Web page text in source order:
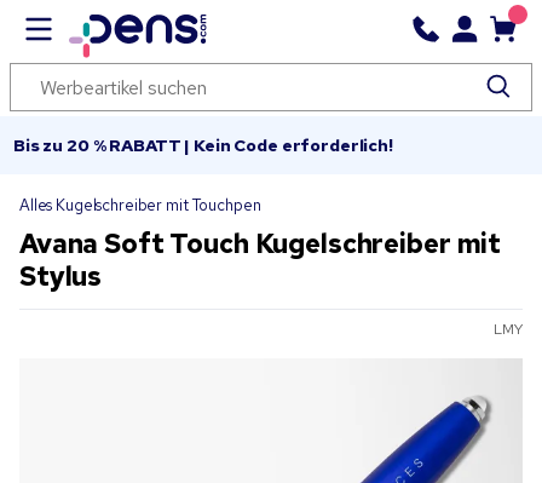
Bis zu 20 % RABATT | Kein Code erforderlich!
Alles Kugelschreiber mit Touchpen
Avana Soft Touch Kugelschreiber mit
Stylus
LMY